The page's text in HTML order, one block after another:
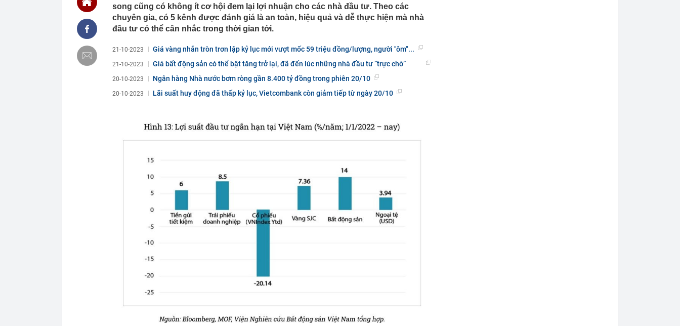
5 thỏi vàng giấu trong nhiều ngăn bí mật - giá trị hơn 18 tỷ đồng
23:28
4 dấu hiệu nhận biết ngôi nhà có phong thuỷ không thuận lợi
Quốc gia có lượng khách đến Việt Nam đông nhất 7 tháng đầu năm,
Người bán trái cây tiết lộ: Khách thường chọn quả to, người trong
nghề lại kiểm tra 5 chi tiết này trước
23:00
Tiếp viên tàu cao tốc quỳ gối 1h an ủi khách: 7 năm sau ở khách sạn 5
sao nhiều hơn ở nhà, bay hạng thương gia
22:34
Cụ bà 70 tuổi có xương trẻ khỏe như phụ nữ 30, bác sĩ kinh ngạc khi
Giá vàng vượt 4.300 USD/ounce, chuyên gia dự báo đỉnh mới
song cũng có không ít cơ hội đem lại lợi nhuận cho các nhà đầu tư. Theo các
chuyên gia, có 5 kênh được đánh giá là an toàn, hiệu quả và dễ thực hiện mà nhà
đầu tư có thể cân nhắc trong thời gian tới.
21-10-2023 Giá vàng nhẫn tròn trơn lập kỷ lục mới vượt mốc 59 triệu đồng/lượng, người "ôm"...
21-10-2023
Giá bất động sản có thể bật tăng trở lại, đã đến lúc những nhà đầu tư “trực chờ”
20-10-2023 Ngân hàng Nhà nước bơm ròng gần 8.400 tỷ đồng trong phiên 20/10
20-10-2023 Lãi suất huy động đã thấp kỷ lục, Vietcombank còn giảm tiếp từ ngày 20/10